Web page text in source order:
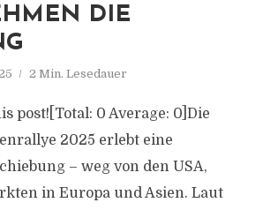
DIE
2 Min. Lesedauer
post![Total: 0 Average: 0]Die
2025 erlebt eine
– weg von den USA,
in Europa und Asien. Laut